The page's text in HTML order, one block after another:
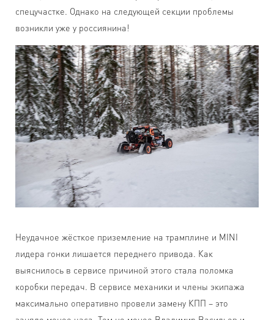
спецучастке. Однако на следующей секции проблемы
возникли уже у россиянина!
Неудачное жёсткое приземление на трамплине и MINI
лидера гонки лишается переднего привода. Как
выяснилось в сервисе причиной этого стала поломка
коробки передач. В сервисе механики и члены экипажа
максимально оперативно провели замену КПП – это